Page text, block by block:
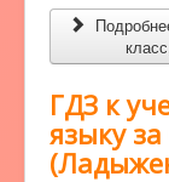
ГДЗ к
языку